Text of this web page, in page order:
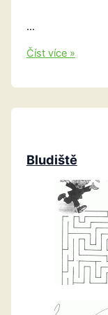
…
Zamotaná
Číst více »
Bludiště